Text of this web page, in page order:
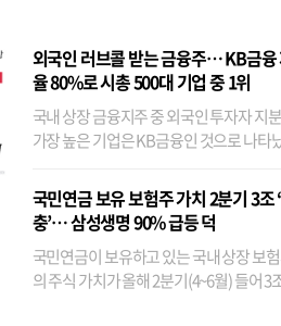
외국인 러브콜 받는 금융주… KB금융
율 80%로 시총 500대 기업 중 1위
국내 상장 금융지주 중 외국인 투자자 지
가장 높은 기업은 KB금융인 것으로 나타
융이었다. 특히 KB금융은 지난달 말 기준
기관투자자 지분율이...
국민연금 보유 보험주 가치 2분기 3조
충’… 삼성생명 90% 급등 덕
국민연금이 보유하고 있는 국내 상장 보
의 주식 가치가 올해 2분기(4~6월) 들어 3